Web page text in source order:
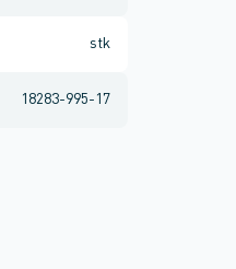
stk
18283-995-17